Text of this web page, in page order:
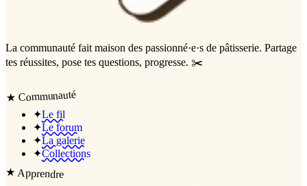
La communauté fait maison des passionné·e·s de pâtisserie. Partage
tes réussites, pose tes questions, progresse. ✂️
★ Communauté
✦Le fil
✦Le forum
✦La galerie
✦Collections
★Apprendre